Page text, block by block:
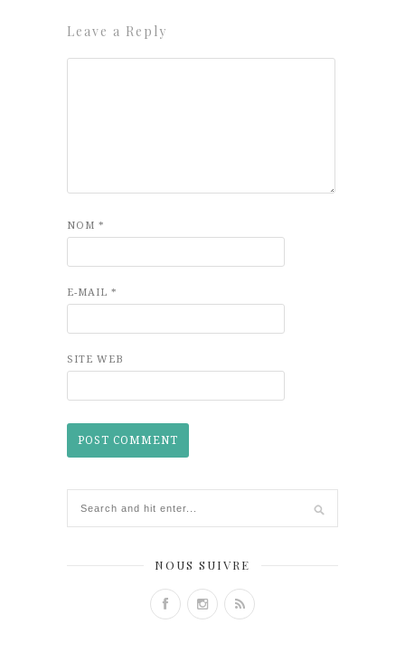
Leave a Reply
NOM *
E-MAIL *
SITE WEB
NOUS SUIVRE